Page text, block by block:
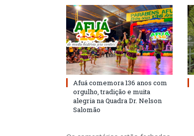
Afuá comemora 136 anos com
orgulho, tradição e muita
alegria na Quadra Dr. Nelson
Salomão